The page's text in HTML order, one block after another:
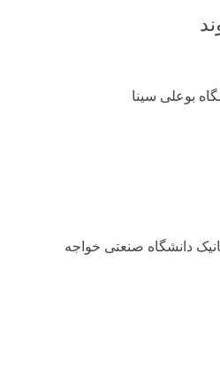
بوعلی سینا
دانشگاه صنعتی خواجه